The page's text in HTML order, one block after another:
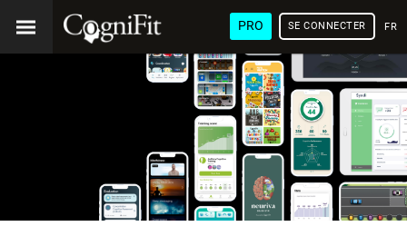
PRO SE CONNECTER